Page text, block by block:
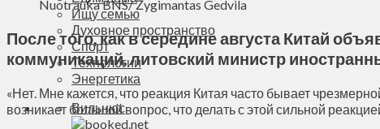
Ищу семью
Духовное пространство
Спорт
Технологии
Энергетика
Вильнюс
Nuotrauka BNS/ Žygimantas Gedvila
После того, как в середине августа Китай
коммуникаций, литовский министр
«Нет. Мне кажется, что реакция Китая часто бывает
возникает большой вопрос, что делать с этой сильной